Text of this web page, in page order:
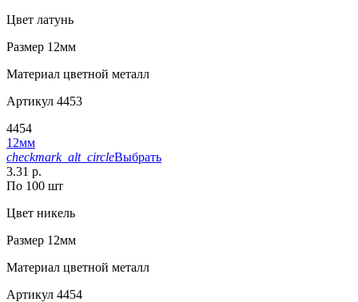
Цвет латунь
Размер 12мм
Материал цветной металл
Артикул 4453
4454
12мм
checkmark_alt_circleВыбрать
3.31 р.
По 100 шт
Цвет никель
Размер 12мм
Материал цветной металл
Артикул 4454